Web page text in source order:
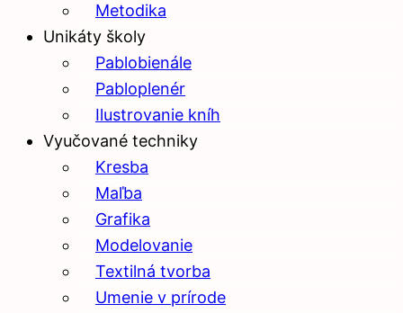
Metodika
Unikáty školy
Pablobienále
Pabloplenér
Ilustrovanie kníh
Vyučované techniky
Kresba
Maľba
Grafika
Modelovanie
Textilná tvorba
Umenie v prírode